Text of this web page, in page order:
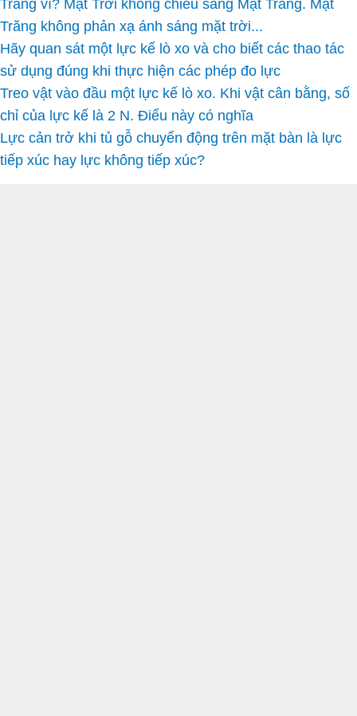
Trăng vì? Mặt Trời không chiếu sáng Mặt Trăng. Mặt
Trăng không phản xạ ánh sáng mặt trời...
Hãy quan sát một lực kế lò xo và cho biết các thao tác
sử dụng đúng khi thực hiện các phép đo lực
Treo vật vào đầu một lực kế lò xo. Khi vật cân bằng, số
chỉ của lực kế là 2 N. Điểu này có nghĩa
Lực cản trở khi tủ gỗ chuyển động trên mặt bàn là lực
tiếp xúc hay lực không tiếp xúc?